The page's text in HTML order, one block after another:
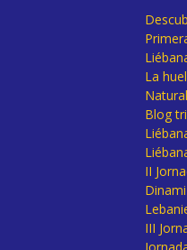
La
Blog
II
III